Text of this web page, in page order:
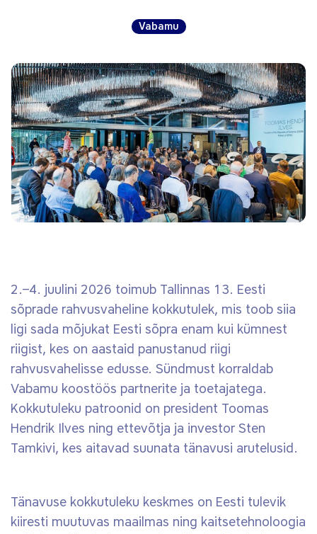
Vabamu
2.–4. juulini 2026 toimub Tallinnas 13. Eesti
sõprade rahvusvaheline kokkutulek, mis toob siia
ligi sada mõjukat Eesti sõpra enam kui kümnest
riigist, kes on aastaid panustanud riigi
rahvusvahelisse edusse. Sündmust korraldab
Vabamu koostöös partnerite ja toetajatega.
Kokkutuleku patroonid on president Toomas
Hendrik Ilves ning ettevõtja ja investor Sten
Tamkivi, kes aitavad suunata tänavusi arutelusid.
Tänavuse kokkutuleku keskmes on Eesti tulevik
kiiresti muutuvas maailmas ning kaitsetehnoloogia